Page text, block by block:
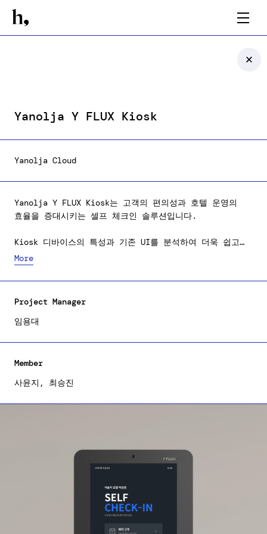
Yanolja Y FLUX Kiosk
Yanolja Cloud
Yanolja Y FLUX Kiosk는 고객의 편의성과 호텔 운영의
효율을 증대시키는 셀프 체크인 솔루션입니다.
Kiosk 디바이스의 특성과 기존 UI를 분석하여 더욱 쉽고
빠른 체크인 서비스를 제공하기 위해, 사용자의 인지 영역과
시선의 흐름을 고려한 레이아웃을 구성하고, 통일된 스타일
요소를 활용하여 리뉴얼 작업을 진행하였습니다.
More
Project Manager
임용대
Member
사윤지, 최승진